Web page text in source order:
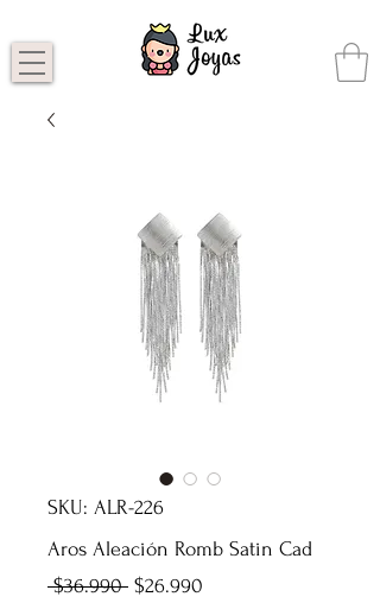
SKU: ALR-226
Aros Aleación Romb Satin Cad
$36.990 Precio
$26.990